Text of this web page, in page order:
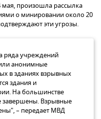
произошла рассылка
о минировании около 20
эти угрозы.
ряда учреждений
анонимные
в зданиях взрывных
здания и
На большинстве
завершены. Взрывные
– передает МВД